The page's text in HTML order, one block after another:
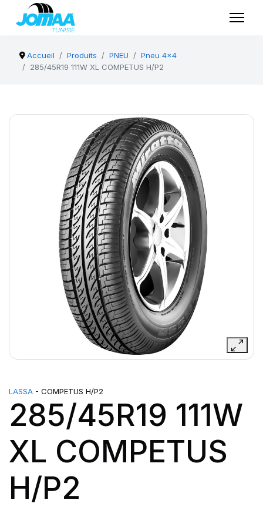
Accueil Produits PNEU
Pneu 4x4
285/45R19 111W XL COMPETUS H/P2
LASSA - COMPETUS H/P2
285/45R19 111W
XL COMPETUS
H/P2